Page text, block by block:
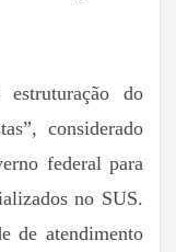
do
considerado
federal para
no SUS.
de atendimento